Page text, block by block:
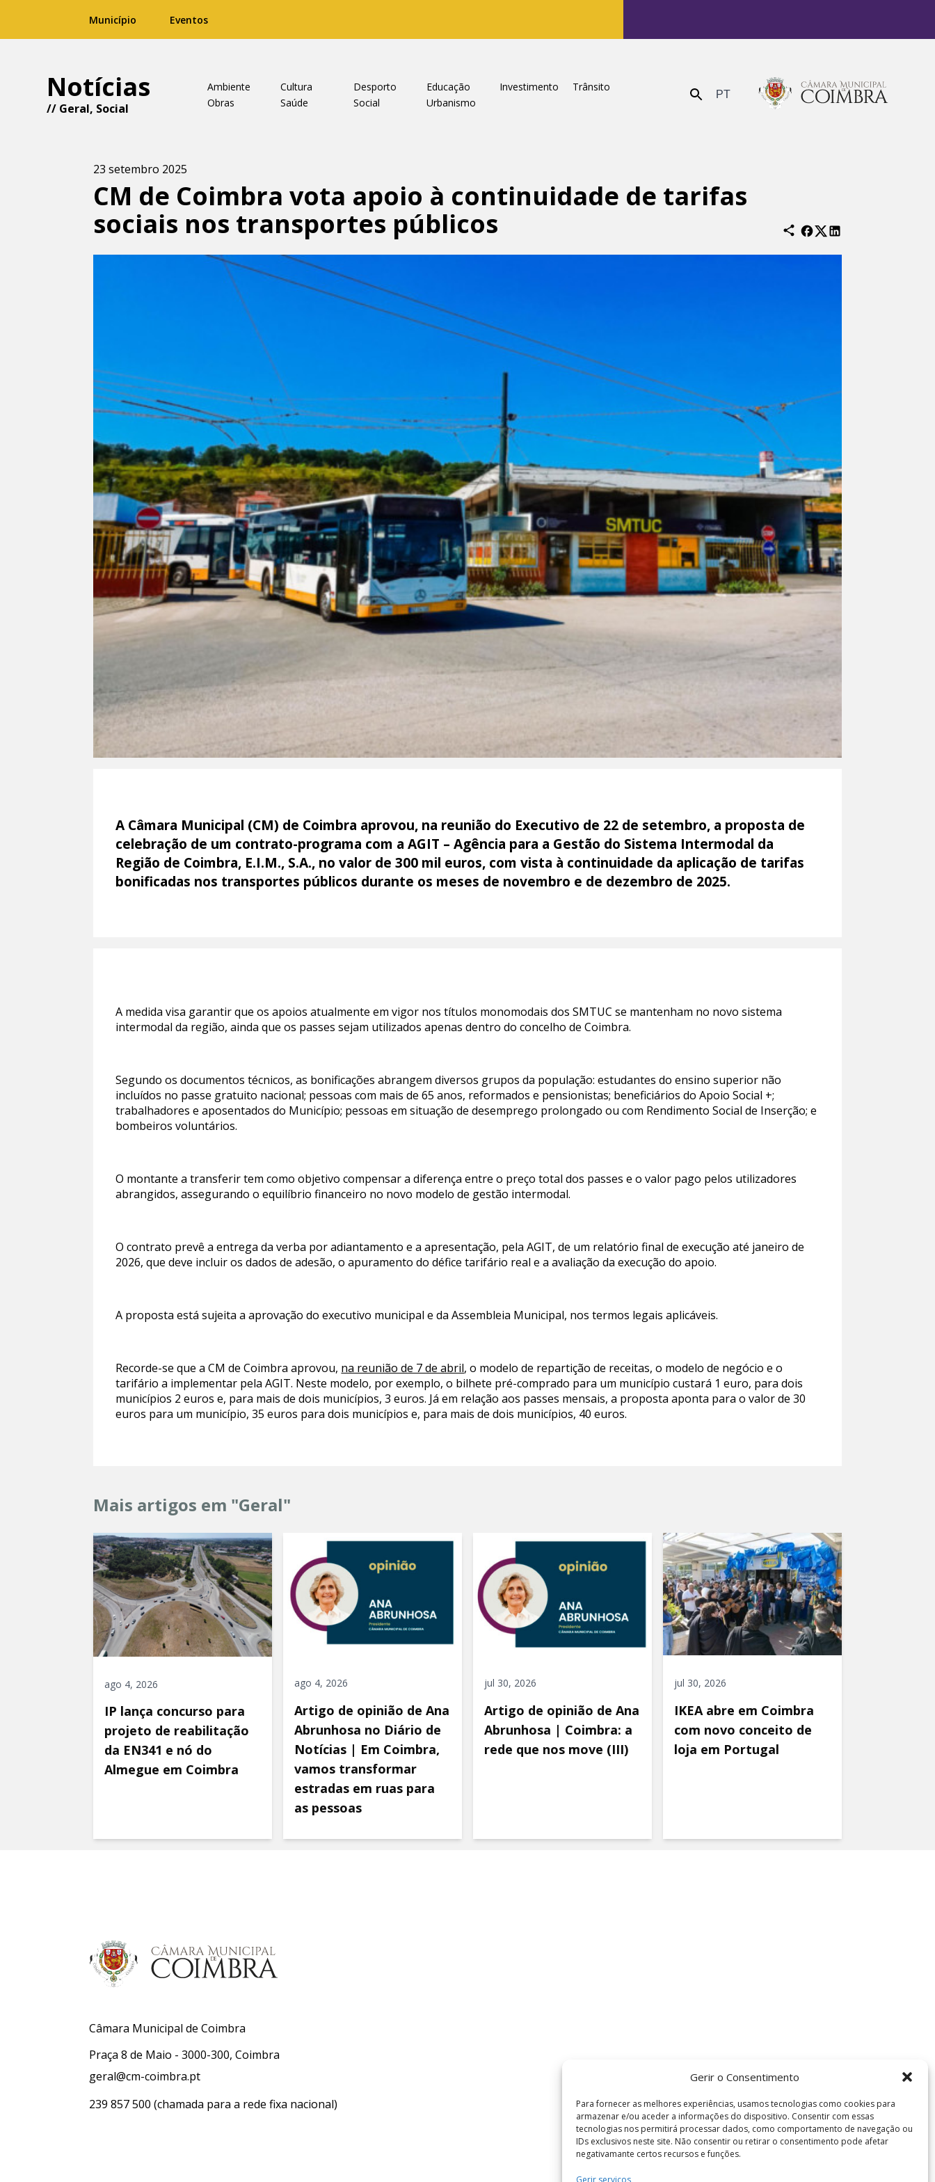
Gerir o Consentimento
Para fornecer as melhores experiências, usamos tecnologias como cookies para
armazenar e/ou aceder a informações do dispositivo. Consentir com essas
tecnologias nos permitirá processar dados, como comportamento de navegação ou
IDs exclusivos neste site. Não consentir ou retirar o consentimento pode afetar
negativamante certos recursos e funções.
Gerir serviços
Município Eventos
Notícias
// Geral, Social
Ambiente Cultura Desporto Educação Investimento
Trânsito
Obras
Saúde Social Urbanismo Enviar PT
23 setembro 2025
CM de Coimbra vota apoio à continuidade de tarifas
sociais nos transportes públicos
A Câmara Municipal (CM) de Coimbra aprovou, na reunião do Executivo de 22 de setembro, a proposta de
celebração de um contrato-programa com a AGIT – Agência para a Gestão do Sistema Intermodal da
Região de Coimbra, E.I.M., S.A., no valor de 300 mil euros, com vista à continuidade da aplicação de tarifas
bonificadas nos transportes públicos durante os meses de novembro e de dezembro de 2025.
A medida visa garantir que os apoios atualmente em vigor nos títulos monomodais dos SMTUC se mantenham no novo sistema
intermodal da região, ainda que os passes sejam utilizados apenas dentro do concelho de Coimbra.
Segundo os documentos técnicos, as bonificações abrangem diversos grupos da população: estudantes do ensino superior não
incluídos no passe gratuito nacional; pessoas com mais de 65 anos, reformados e pensionistas; beneficiários do Apoio Social +;
trabalhadores e aposentados do Município; pessoas em situação de desemprego prolongado ou com Rendimento Social de Inserção; e
bombeiros voluntários.
O montante a transferir tem como objetivo compensar a diferença entre o preço total dos passes e o valor pago pelos utilizadores
abrangidos, assegurando o equilíbrio financeiro no novo modelo de gestão intermodal.
O contrato prevê a entrega da verba por adiantamento e a apresentação, pela AGIT, de um relatório final de execução até janeiro de
2026, que deve incluir os dados de adesão, o apuramento do défice tarifário real e a avaliação da execução do apoio.
A proposta está sujeita a aprovação do executivo municipal e da Assembleia Municipal, nos termos legais aplicáveis.
Recorde-se que a CM de Coimbra aprovou, na reunião de 7 de abril, o modelo de repartição de receitas, o modelo de negócio e o
tarifário a implementar pela AGIT. Neste modelo, por exemplo, o bilhete pré-comprado para um município custará 1 euro, para dois
municípios 2 euros e, para mais de dois municípios, 3 euros. Já em relação aos passes mensais, a proposta aponta para o valor de 30
euros para um município, 35 euros para dois municípios e, para mais de dois municípios, 40 euros.
Mais artigos em "Geral"
ago 4, 2026
IP lança concurso para
projeto de reabilitação
da EN341 e nó do
Almegue em Coimbra
ago 4, 2026
Artigo de opinião de Ana
Abrunhosa no Diário de
Notícias | Em Coimbra,
vamos transformar
estradas em ruas para
as pessoas
jul 30, 2026
Artigo de opinião de Ana
Abrunhosa | Coimbra: a
rede que nos move (III)
jul 30, 2026
IKEA abre em Coimbra
com novo conceito de
loja em Portugal
Câmara Municipal de Coimbra
Praça 8 de Maio - 3000-300, Coimbra
geral@cm-coimbra.pt
239 857 500 (chamada para a rede fixa nacional)